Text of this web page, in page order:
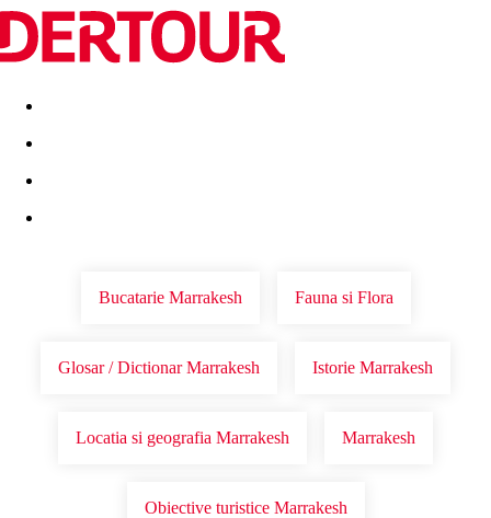
Destinatii Vacanta perfecta OFERTE DE NERATAT
Bucatarie Marrakesh Fauna si Flora
Glosar / Dictionar Marrakesh Istorie Marrakesh
Locatia si geografia Marrakesh Marrakesh
Obiective turistice Marrakesh